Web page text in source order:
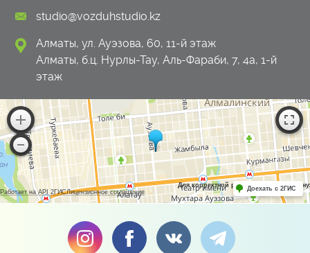
studio@vozduhstudio.kz
Алматы, ул. Ауэзова, 60, 11-й этаж
Алматы, б.ц. Нурлы-Тау, Аль-Фараби, 7, 4а, 1-й
этаж
Работает на API 2ГИСЛицензионное соглашение
Для корректной работы Raster JS API
Доехать с 2ГИС